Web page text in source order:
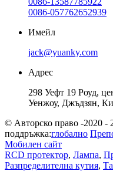
0086-057762652939
Имейл
jack@yuanky.com
Адрес
298 Уефт 19 Роуд,
Уенжоу, Джъдзян,
© Авторско право -2020 -
поддръжка:глобално
Мобилен сайт
RCD протектор, Лампа,
Разпределителна кутия,